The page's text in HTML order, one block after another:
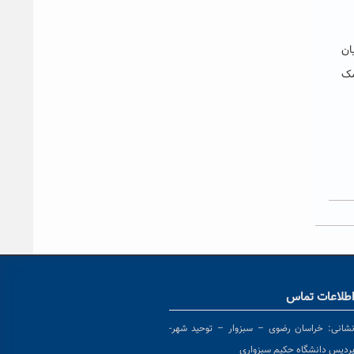
شهریور تا پایان
اطلاعات تماس
نشانی: خراسان رضوی – سبزوار – توحید شهر-
پردیس دانشگاه حکیم سبزواری